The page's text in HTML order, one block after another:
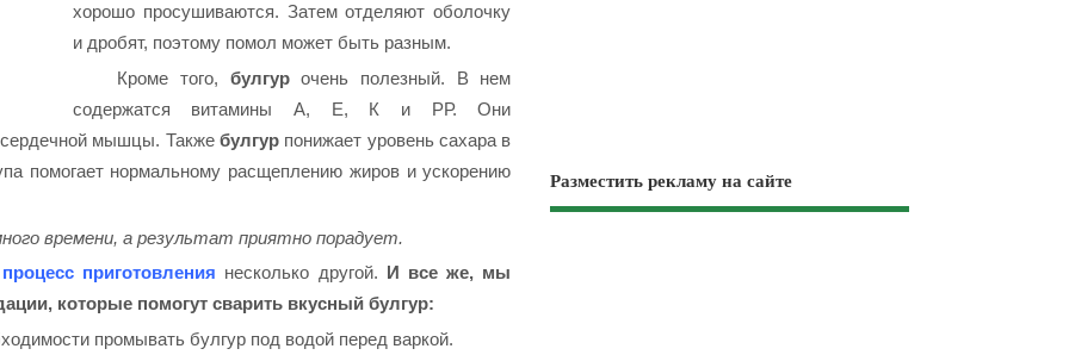
хорошо просушиваются. Затем отделяют оболочку
и дробят, поэтому помол может быть разным.
Кроме того, булгурочень полезный. В нем
содержатся витамины А, Е, К и РР. Они
сердечной мышцы. Также булгурпонижает уровень сахара в
помогает нормальному расщеплению жиров и ускорению
времени, а результат приятно порадует.
процесс приготовления несколько другой. И все же, мы
которые помогут сварить вкусный булгур:
промывать булгур под водой перед варкой.
Разместить рекламу на сайте